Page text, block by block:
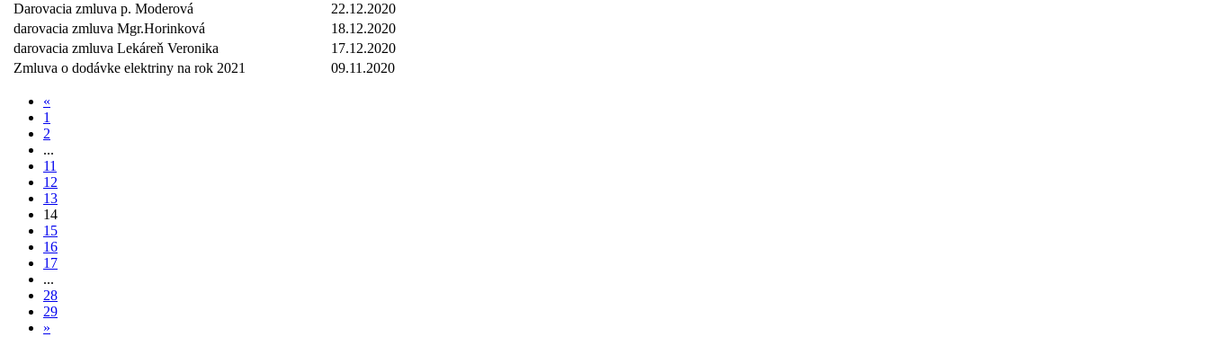
Darovacia zmluva p. Moderová
22.12.2020
darovacia zmluva Mgr.Horinková
18.12.2020
darovacia zmluva Lekáreň Veronika
17.12.2020
Zmluva o dodávke elektriny na rok 2021
09.11.2020
«
1
2
...
11
12
13
14
15
16
17
...
28
29
»